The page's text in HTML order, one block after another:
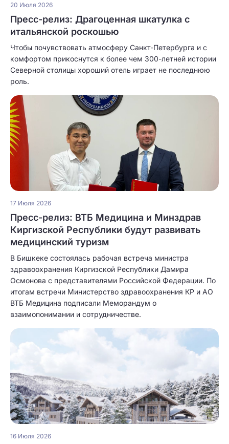
20 Июля 2026
Пресс-релиз: Драгоценная шкатулка с
итальянской роскошью
Чтобы почувствовать атмосферу Санкт-Петербурга и с
комфортом прикоснутся к более чем 300-летней истории
Северной столицы хороший отель играет не последнюю
роль.
17 Июля 2026
Пресс-релиз: ВТБ Медицина и Минздрав
Киргизской Республики будут развивать
медицинский туризм
В Бишкеке состоялась рабочая встреча министра
здравоохранения Киргизской Республики Дамира
Осмонова с представителями Российской Федерации. По
итогам встречи Министерство здравоохранения КР и АО
ВТБ Медицина подписали Меморандум о
взаимопонимании и сотрудничестве.
16 Июля 2026